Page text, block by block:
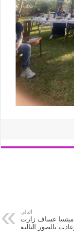
التالي
ميتسا عساف زارت
بالصور التالية